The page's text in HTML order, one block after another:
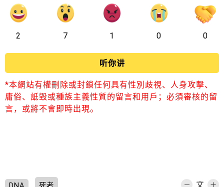
2 7 1 0 0
听你讲
*本網站有權刪除或封鎖任何具有性別歧視、人身攻擊、
庸俗、詆毀或種族主義性質的留言和用戶；必須審核的留
言，或將不會即時出現。